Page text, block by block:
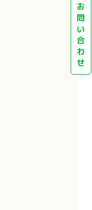
お
問
い
合
わ
せ